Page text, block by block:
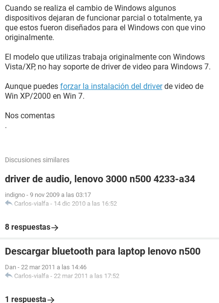
Cuando se realiza el cambio de Windows algunos
dispositivos dejaran de funcionar parcial o totalmente, ya
que estos fueron diseñados para el Windows con que vino
originalmente.
El modelo que utilizas trabaja originalmente con Windows
Vista/XP, no hay soporte de driver de video para Windows 7.
Aunque puedes forzar la instalación del driverde video de
Win XP/2000 en Win 7.
Nos comentas
.
Discusiones similares
driver de audio, lenovo 3000 n500 4233-a34
indigno - 9 nov 2009 a las 03:17
Carlos-vialfa - 14 dic 2010 a las 16:52
8 respuestas
Descargar bluetooth para laptop lenovo n500
Dan - 22 mar 2011 a las 14:46
Carlos-vialfa - 22 mar 2011 a las 17:52
1 respuesta